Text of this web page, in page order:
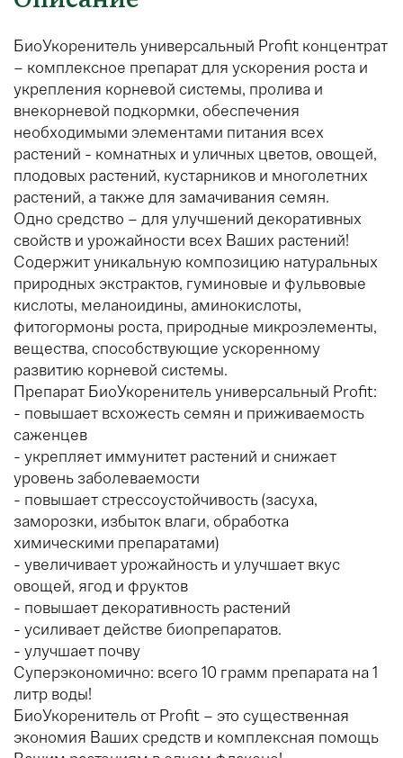
БиоУкоренитель универсальный Profit концентрат
– комплексное препарат для ускорения роста и
укрепления корневой системы, пролива и
внекорневой подкормки, обеспечения
необходимыми элементами питания всех
растений - комнатных и уличных цветов, овощей,
плодовых растений, кустарников и многолетних
растений, а также для замачивания семян.
Одно средство – для улучшений декоративных
свойств и урожайности всех Ваших растений!
Содержит уникальную композицию натуральных
природных экстрактов, гуминовые и фульвовые
кислоты, меланоидины, аминокислоты,
фитогормоны роста, природные микроэлементы,
вещества, способствующие ускоренному
развитию корневой системы.
Препарат БиоУкоренитель универсальный Profit:
- повышает всхожесть семян и приживаемость
саженцев
- укрепляет иммунитет растений и снижает
уровень заболеваемости
- повышает стрессоустойчивость (засуха,
заморозки, избыток влаги, обработка
химическими препаратами)
- увеличивает урожайность и улучшает вкус
овощей, ягод и фруктов
- повышает декоративность растений
- усиливает действе биопрепаратов.
- улучшает почву
Суперэкономично: всего 10 грамм препарата на 1
литр воды!
БиоУкоренитель от Profit – это существенная
экономия Ваших средств и комплексная помощь